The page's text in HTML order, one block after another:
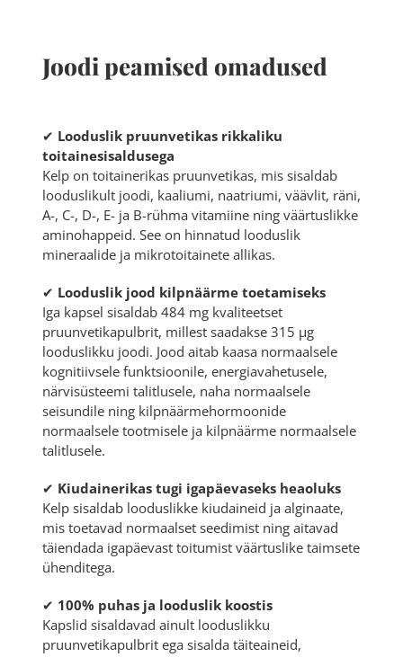
Joodi peamised omadused
✔ Looduslik pruunvetikas rikkaliku
toitainesisaldusega
Kelp on toitainerikas pruunvetikas, mis sisaldab
looduslikult joodi, kaaliumi, naatriumi, väävlit, räni,
A-, C-, D-, E- ja B-rühma vitamiine ning väärtuslikke
aminohappeid. See on hinnatud looduslik
mineraalide ja mikrotoitainete allikas.
✔ Looduslik jood kilpnäärme toetamiseks
Iga kapsel sisaldab 484 mg kvaliteetset
pruunvetikapulbrit, millest saadakse 315 µg
looduslikku joodi. Jood aitab kaasa normaalsele
kognitiivsele funktsioonile, energiavahetusele,
närvisüsteemi talitlusele, naha normaalsele
seisundile ning kilpnäärmehormoonide
normaalsele tootmisele ja kilpnäärme normaalsele
talitlusele.
✔ Kiudainerikas tugi igapäevaseks heaoluks
Kelp sisaldab looduslikke kiudaineid ja alginaate,
mis toetavad normaalset seedimist ning aitavad
täiendada igapäevast toitumist väärtuslike taimsete
ühenditega.
✔ 100% puhas ja looduslik koostis
Kapslid sisaldavad ainult looduslikku
pruunvetikapulbrit ega sisalda täiteaineid,